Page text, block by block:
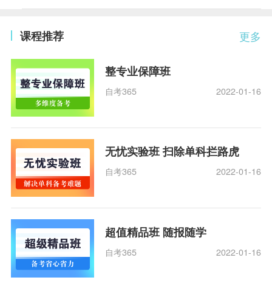
更多
课程推荐
整专业保障班
自考365 2022-01-16
无忧实验班 扫除单科拦路虎
自考365 2022-01-16
超值精品班 随报随学
自考365 2022-01-16